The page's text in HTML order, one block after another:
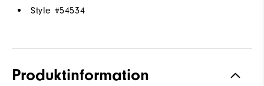
Style #54534
Produktinformation